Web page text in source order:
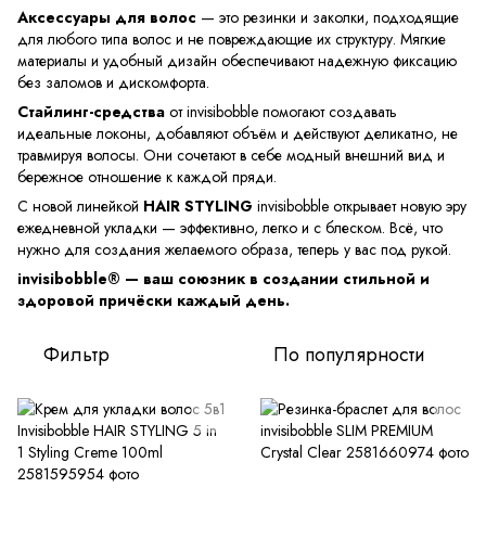
Аксессуары для волос — это резинки и заколки, подходящие
для любого типа волос и не повреждающие их структуру. Мягкие
материалы и удобный дизайн обеспечивают надежную фиксацию
без заломов и дискомфорта.
Стайлинг-средства от invisibobble помогают создавать
идеальные локоны, добавляют объём и действуют деликатно, не
травмируя волосы. Они сочетают в себе модный внешний вид и
бережное отношение к каждой пряди.
С новой линейкой HAIR STYLING invisibobble открывает новую эру
ежедневной укладки — эффективно, легко и с блеском. Всё, что
нужно для создания желаемого образа, теперь у вас под рукой.
invisibobble® — ваш союзник в создании стильной и
здоровой причёски каждый день.
Фильтр По популярности